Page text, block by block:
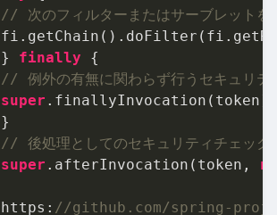
// 次のフィルターまたはサーブレットを
} finally
// 例外の有無に関わらず⾏うセキュリテ
super .finallyInvocation(token);
// 後処理としてのセキュリティチェック
super .afterInvocation(token,
https: //github.com/spring-